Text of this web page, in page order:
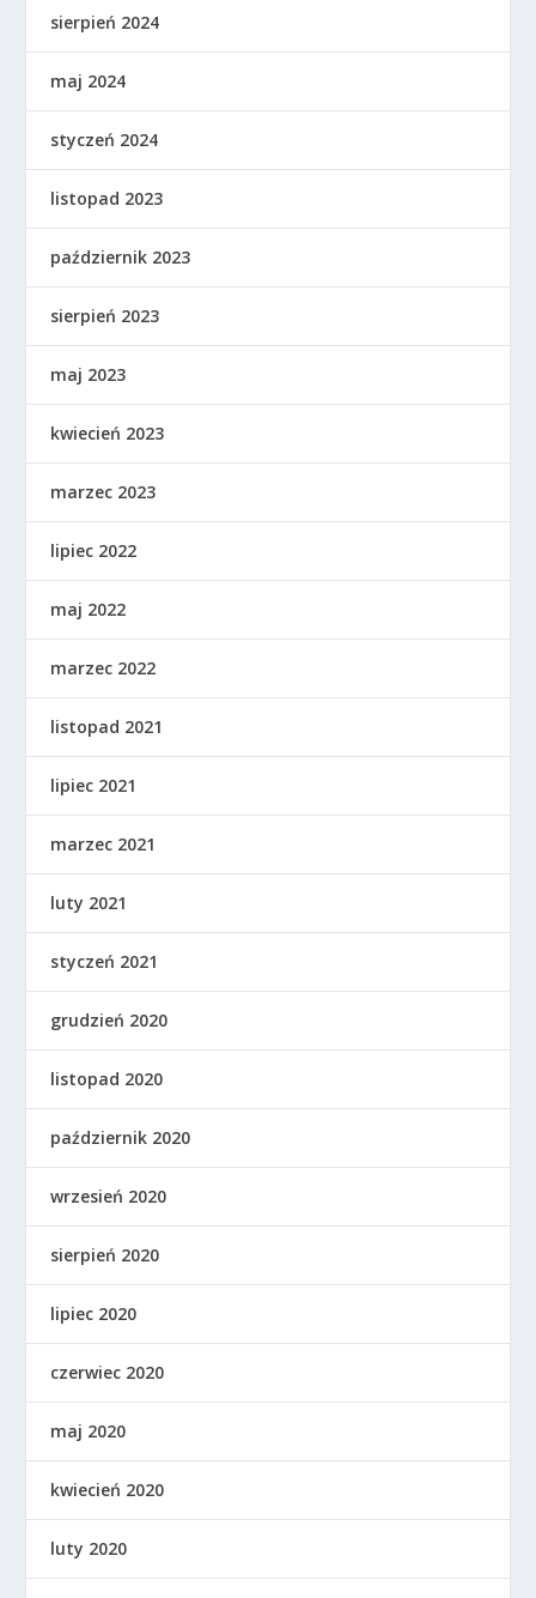
sierpień 2024
maj 2024
styczeń 2024
listopad 2023
październik 2023
sierpień 2023
maj 2023
kwiecień 2023
marzec 2023
lipiec 2022
maj 2022
marzec 2022
listopad 2021
lipiec 2021
marzec 2021
luty 2021
styczeń 2021
grudzień 2020
listopad 2020
październik 2020
wrzesień 2020
sierpień 2020
lipiec 2020
czerwiec 2020
maj 2020
kwiecień 2020
luty 2020